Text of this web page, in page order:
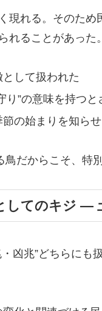
現れる。そのた
れることがあった。
して扱われた
り”の意味を持つと
の始まりを知ら
鳥だからこそ、特
してのキジ ―
凶兆”どちらにも